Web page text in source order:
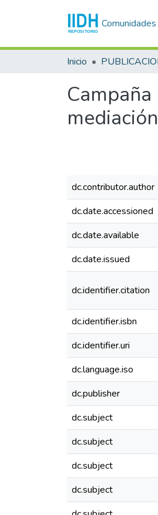
Comunidades
Inicio
dc.contributor.author
dc.date.accessioned
dc.date.available
dc.date.issued
dc.identifier.citation
dc.identifier.isbn
dc.identifier.uri
dc.language.iso
dc.publisher
dc.subject
dc.subject
dc.subject
dc.subject